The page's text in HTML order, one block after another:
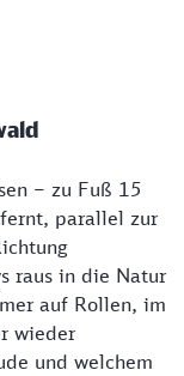
– zu Fuß 15
parallel zur
raus in die Natur
auf Rollen, im
wieder
und welchem